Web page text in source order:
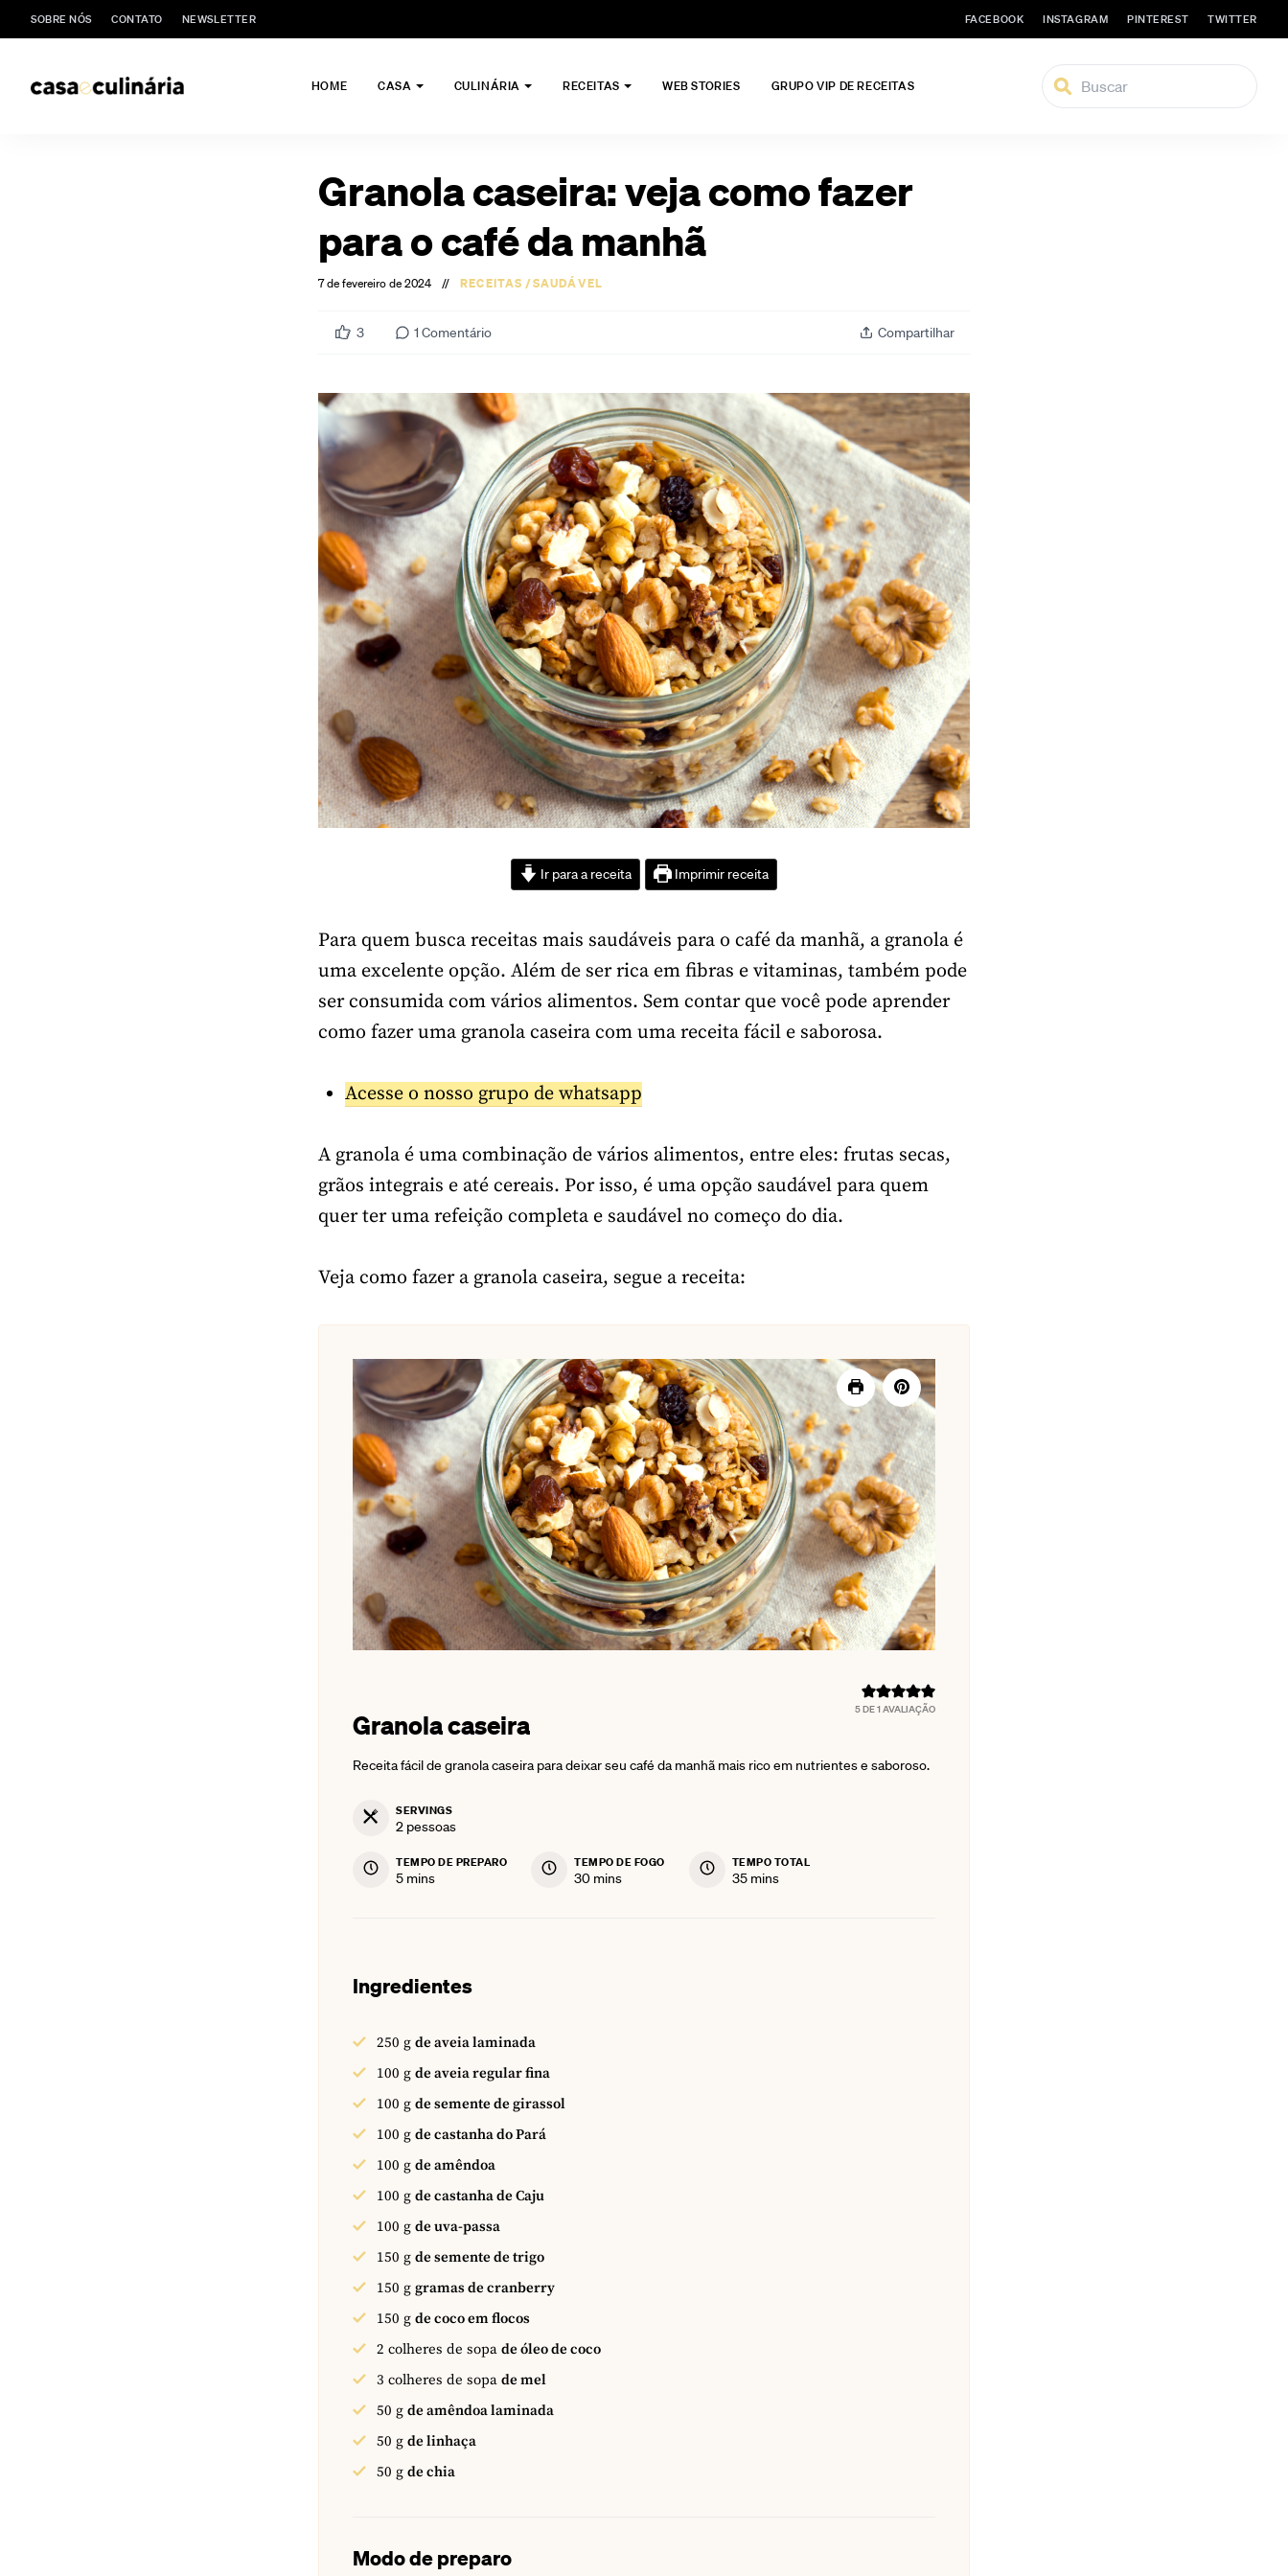
SOBRE NÓS CONTATO NEWSLETTER FACEBOOK INSTAGRAM PINTEREST TWITTER
HOME CASA CULINÁRIA RECEITAS WEB STORIES GRUPO VIP DE RECEITAS
Granola caseira: veja como fazer
para o café da manhã
7 de fevereiro de 2024 // RECEITAS /SAUDÁVEL
3 1 Comentário Compartilhar
Ir para a receita Imprimir receita
Para quem busca receitas mais saudáveis para o café da manhã, a granola é
uma excelente opção. Além de ser rica em fibras e vitaminas, também pode
ser consumida com vários alimentos. Sem contar que você pode aprender
como fazer uma granola caseira com uma receita fácil e saborosa.
Acesse o nosso grupo de whatsapp
A granola é uma combinação de vários alimentos, entre eles: frutas secas,
grãos integrais e até cereais. Por isso, é uma opção saudável para quem
quer ter uma refeição completa e saudável no começo do dia.
Veja como fazer a granola caseira, segue a receita:
5DE 1 AVALIAÇÃO
Granola caseira
Receita fácil de granola caseira para deixar seu café da manhã mais rico em nutrientes e saboroso.
SERVINGS
2 pessoas
TEMPO DE PREPARO
5minutes
mins
TEMPO DE FOGO
30minutes
mins
TEMPO TOTAL
35minutes
mins
Ingredientes
250 g de aveia laminada
100 g de aveia regular fina
100 g de semente de girassol
100 g de castanha do Pará
100 g de amêndoa
100 g de castanha de Caju
100 g de uva-passa
150 g de semente de trigo
150 g gramas de cranberry
150 g de coco em flocos
2 colheres de sopa de óleo de coco
3 colheres de sopa de mel
50 g de amêndoa laminada
50 g de linhaça
50 g de chia
Modo de preparo